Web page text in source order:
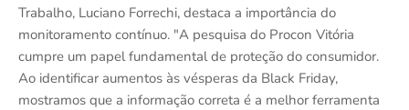
Trabalho, Luciano Forrechi, destaca a importância do
monitoramento contínuo. "A pesquisa do Procon Vitória
cumpre um papel fundamental de proteção do consumidor.
Ao identificar aumentos às vésperas da Black Friday,
mostramos que a informação correta é a melhor ferramenta